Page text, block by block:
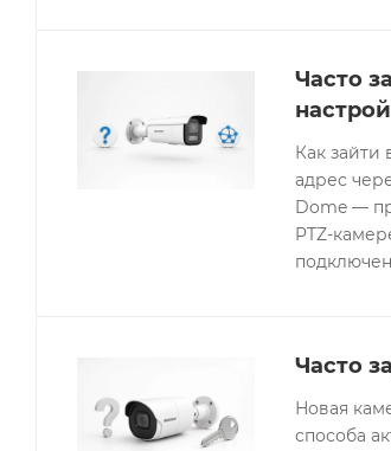
Часто
Как зайти
адрес
Dome —
PTZ-
Часто
Новая
способа